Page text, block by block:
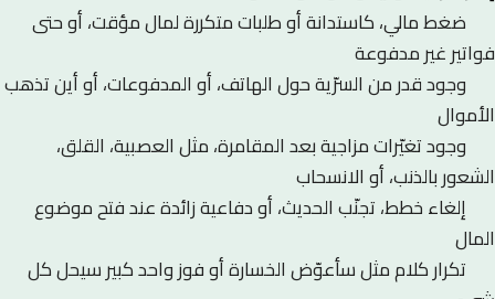
ضغط مالي، كاستدانة أو طلبات متكررة لمال مؤقت، أو حتى
فواتير غير مدفوعة
وجود قدر من السرّية حول الهاتف، أو المدفوعات، أو أين تذهب
الأموال
وجود تغيّرات مزاجية بعد المقامرة، مثل العصبية، القلق،
الشعور بالذنب، أو الانسحاب
إلغاء خطط، تجنّب الحديث، أو دفاعية زائدة عند فتح موضوع
المال
تكرار كلام مثل سأعوّض الخسارة أو فوز واحد كبير سيحل كل